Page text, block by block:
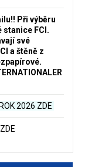
Při výběru
stanice FCI.
své
a štěně z
2026 ZDE